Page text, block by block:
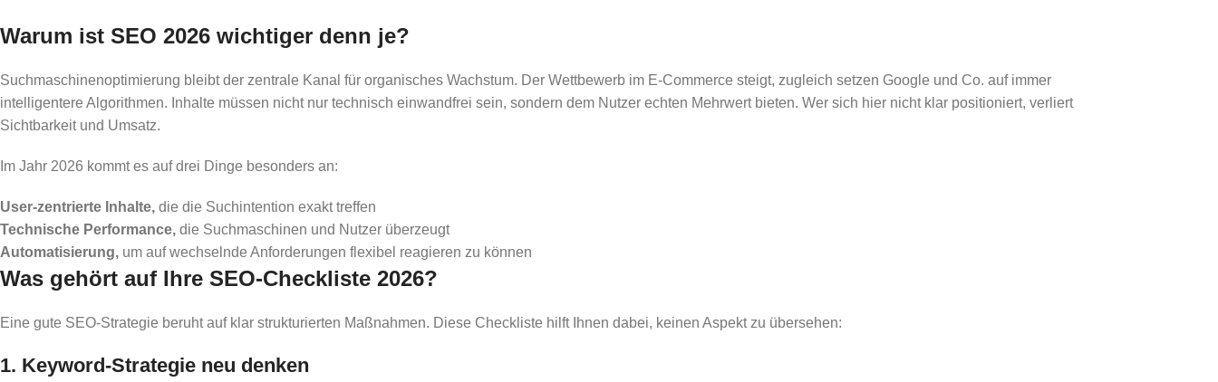
Warum ist SEO 2026 wichtiger denn je?
Suchmaschinenoptimierung bleibt der zentrale Kanal für organisches Wachstum. Der Wettbewerb im E-Commerce steigt, zugleich setzen Google und Co. auf immer
intelligentere Algorithmen. Inhalte müssen nicht nur technisch einwandfrei sein, sondern dem Nutzer echten Mehrwert bieten. Wer sich hier nicht klar positioniert, verliert
Sichtbarkeit und Umsatz.
Im Jahr 2026 kommt es auf drei Dinge besonders an:
User-zentrierte Inhalte, die die Suchintention exakt treffen
Technische Performance, die Suchmaschinen und Nutzer überzeugt
Automatisierung, um auf wechselnde Anforderungen flexibel reagieren zu können
Was gehört auf Ihre SEO-Checkliste 2026?
Eine gute SEO-Strategie beruht auf klar strukturierten Maßnahmen. Diese Checkliste hilft Ihnen dabei, keinen Aspekt zu übersehen:
1. Keyword-Strategie neu denken